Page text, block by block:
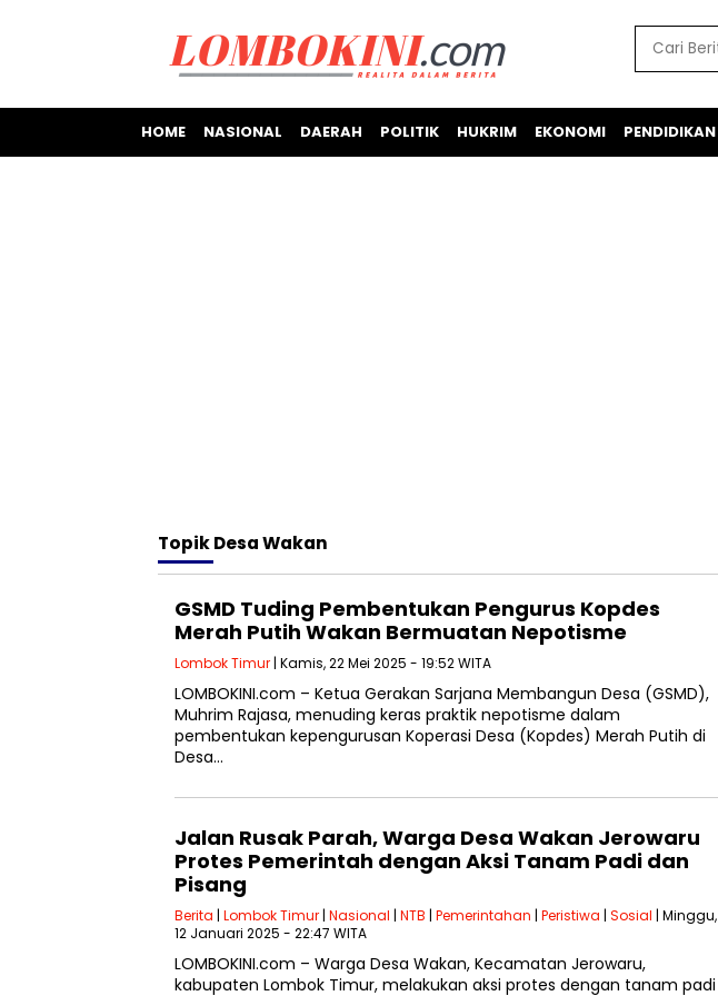
HOME NASIONAL DAERAH POLITIK HUKRIM EKONOMI PENDIDIKAN
TopikDesa Wakan
GSMD Tuding Pembentukan Pengurus Kopdes
Merah Putih Wakan Bermuatan Nepotisme
Lombok Timur | Kamis, 22 Mei 2025 - 19:52 WITA
LOMBOKINI.com – Ketua Gerakan Sarjana Membangun Desa (GSMD),
Muhrim Rajasa, menuding keras praktik nepotisme dalam
pembentukan kepengurusan Koperasi Desa (Kopdes) Merah Putih di
Desa…
Jalan Rusak Parah, Warga Desa Wakan Jerowaru
Protes Pemerintah dengan Aksi Tanam Padi dan
Pisang
Berita | Lombok Timur | Nasional | NTB | Pemerintahan | Peristiwa | Sosial | Minggu,
12 Januari 2025 - 22:47 WITA
LOMBOKINI.com – Warga Desa Wakan, Kecamatan Jerowaru,
kabupaten Lombok Timur, melakukan aksi protes dengan tanam padi